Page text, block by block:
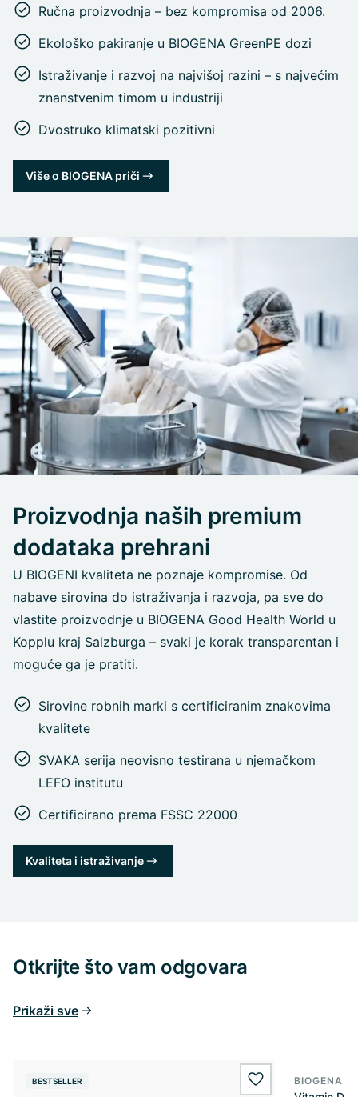
Ručna proizvodnja – bez kompromisa od 2006.
Ekološko pakiranje u BIOGENA GreenPE dozi
Istraživanje i razvoj na najvišoj razini – s najvećim
znanstvenim timom u industriji
Dvostruko klimatski pozitivni
Više o BIOGENA priči
Proizvodnja naših premium
dodataka prehrani
U BIOGENI kvaliteta ne poznaje kompromise. Od
nabave sirovina do istraživanja i razvoja, pa sve do
vlastite proizvodnje u BIOGENA Good Health World u
Kopplu kraj Salzburga – svaki je korak transparentan i
moguće ga je pratiti.
Sirovine robnih marki s certificiranim znakovima
kvalitete
SVAKA serija neovisno testirana u njemačkom
LEFO institutu
Certificirano prema FSSC 22000
Kvaliteta i istraživanje
Otkrijte što vam odgovara
Prikaži sve
BESTSELLER wishlist.add
BIOGENA